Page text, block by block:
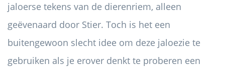
jaloerse tekens van de dierenriem, alleen
geëvenaard door Stier. Toch is het een
buitengewoon slecht idee om deze jaloezie te
gebruiken als je erover denkt te proberen een